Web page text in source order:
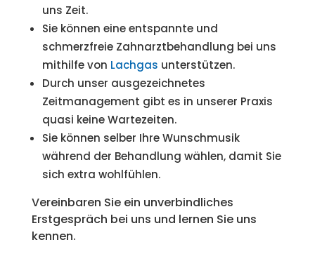
uns Zeit.
Sie können eine entspannte und
schmerzfreie Zahnarztbehandlung bei uns
mithilfe von Lachgas unterstützen.
Durch unser ausgezeichnetes
Zeitmanagement gibt es in unserer Praxis
quasi keine Wartezeiten.
Sie können selber Ihre Wunschmusik
während der Behandlung wählen, damit Sie
sich extra wohlfühlen.
Vereinbaren Sie ein unverbindliches
Erstgespräch bei uns und lernen Sie uns
kennen.